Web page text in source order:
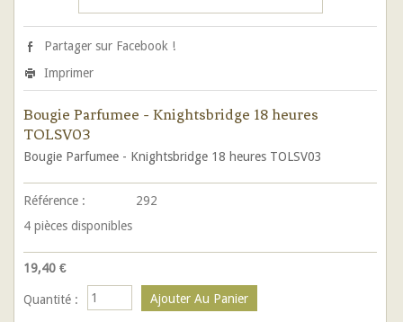
Partager sur Facebook !
Imprimer
Bougie Parfumee - Knightsbridge 18 heures
TOLSV03
Bougie Parfumee - Knightsbridge 18 heures TOLSV03
Référence :
292
4 pièces disponibles
19,40 €
Quantité :